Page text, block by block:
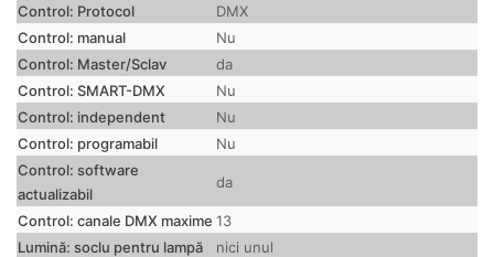
Control: Protocol
DMX
Control: manual
Nu
Control: Master/Sclav
da
Control: SMART-DMX
Nu
Control: independent
Nu
Control: programabil
Nu
Control: software
actualizabil
da
Control: canale DMX maxime 13
Lumină: soclu pentru lampă
nici unul